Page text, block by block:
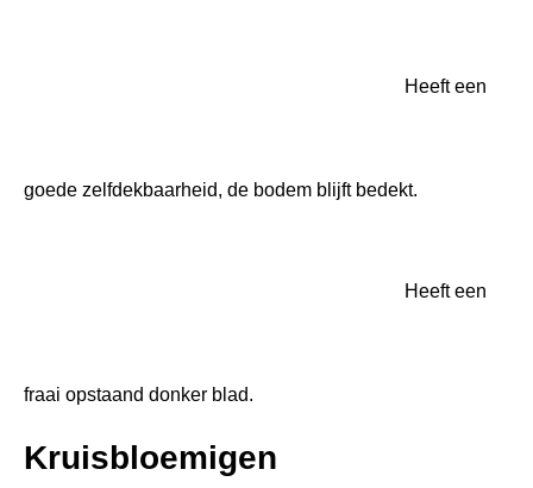
Heeft een
goede zelfdekbaarheid, de bodem blijft bedekt.
Heeft een
fraai opstaand donker blad.
Kruisbloemigen